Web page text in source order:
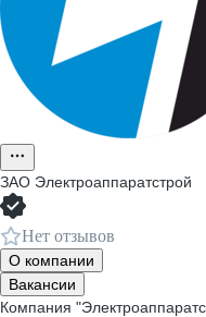
ЗАО Электроаппаратстрой
Нет отзывов
О компании
Вакансии
Компания